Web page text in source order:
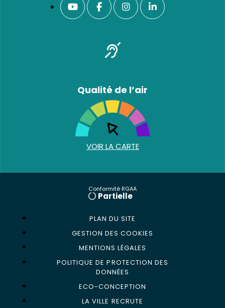
Qualité de l’air
VOIR LA CARTE
Conformité RGAA
Partielle
PLAN DU SITE
GESTION DES COOKIES
MENTIONS LÉGALES
POLITIQUE DE PROTECTION DES
DONNÉES
ECO-CONCEPTION
LA VILLE RECRUTE